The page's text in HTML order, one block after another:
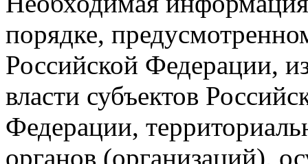
порядке,
Российской Федерации,
власти субъектов
Федерации,
органов (организаций),